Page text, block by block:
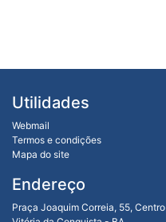
Utilidades
Webmail
Termos e condições
Mapa do site
Endereço
Praça Joaquim Correia, 55, Centro